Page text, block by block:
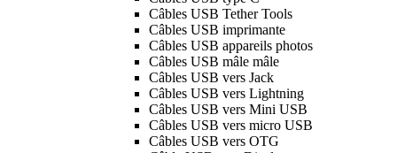
Câbles USB Tether Tools
Câbles USB imprimante
Câbles USB appareils photos
Câbles USB mâle mâle
Câbles USB vers Jack
Câbles USB vers Lightning
Câbles USB vers Mini USB
Câbles USB vers micro USB
Câbles USB vers OTG